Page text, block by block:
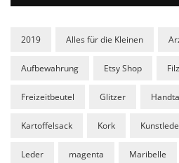
2019 Alles für die Kleinen
Aufbewahrung Etsy Shop Filz
Freizeitbeutel Glitzer
Kartoffelsack Kork
Leder magenta Maribelle